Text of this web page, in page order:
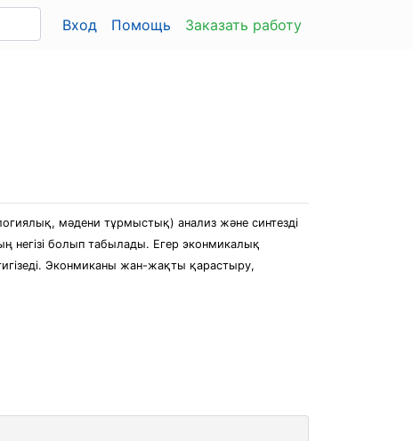
Вход Помощь Заказать работу
мәдени тұрмыстық) анализ және синтезді
негізі болып табылады. Егер эконмикалық
Эконмиканы жан-жақты қарастыру,